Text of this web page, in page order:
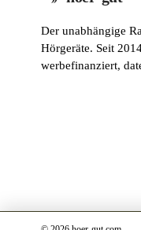
Der unabhängige
Hörgeräte. Seit
werbefinanziert,